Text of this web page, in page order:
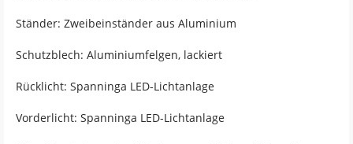
Ständer: Zweibeinständer aus Aluminium
Schutzblech: Aluminiumfelgen, lackiert
Rücklicht: Spanninga LED-Lichtanlage
Vorderlicht: Spanninga LED-Lichtanlage